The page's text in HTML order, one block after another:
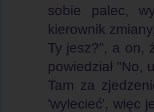
sobie palec,
kierownik
Ty jesz?'', a on,
powiedział ''No,
Tam za
'wylecieć', więc